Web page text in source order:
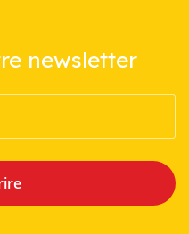
newsletter